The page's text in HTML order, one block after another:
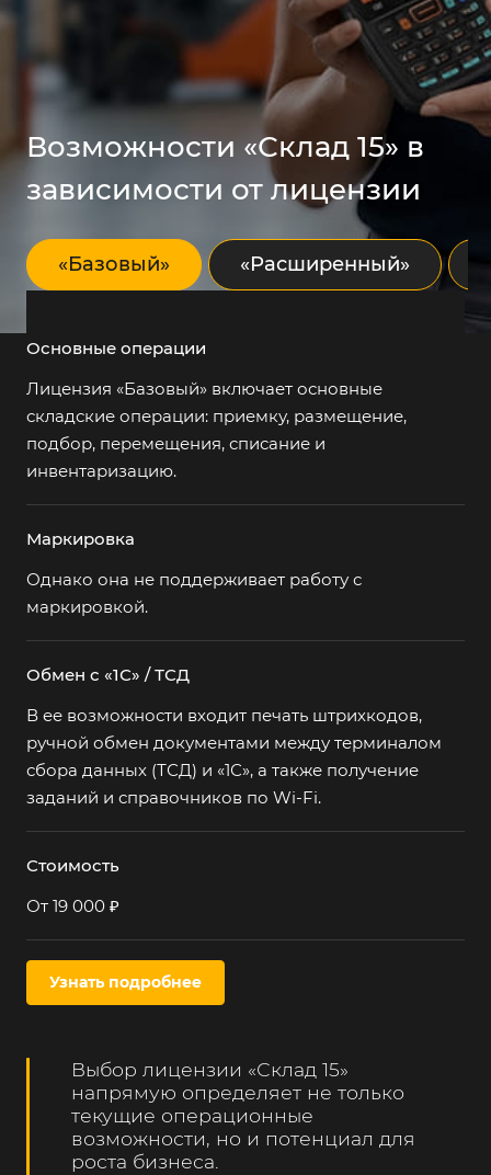
Обувная
продукция
Нет Есть
Одежда и
Нет Есть
Духи и
Нет Есть
Фототехника Нет
Молочные
Лекарства
(МДЛП)
Нет Есть
Мед. изделия Нет Есть
напитки
Велосипеды Нет Есть
Пиво Нет
Антисептики
Возможности «Склад 15» в
зависимости от лицензии
«Базовый» «Расширенный»
Основные операции
Лицензия «Базовый» включает основные
складские операции: приемку, размещение,
подбор, перемещения, списание и
инвентаризацию.
Маркировка
Однако она не поддерживает работу с
маркировкой.
Обмен с «1С» / ТСД
В ее возможности входит печать штрихкодов,
ручной обмен документами между терминалом
сбора данных (ТСД) и «1С», а также получение
заданий и справочников по Wi-Fi.
Стоимость
От 19 000 ₽
Узнать подробнее
Выбор лицензии «Склад 15»
напрямую определяет не только
текущие операционные
возможности, но и потенциал для
роста бизнеса.